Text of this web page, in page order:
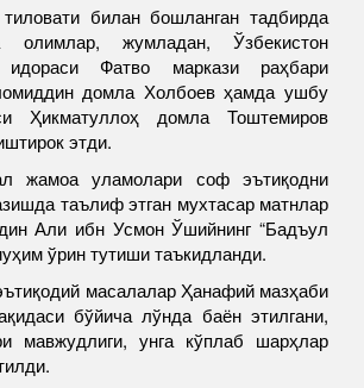
билан бошланган тадбирда
олимлар, жумладан, Ўзбекистон
идораси Фатво маркази раҳбари
домла Холбоев ҳамда ушбу
Ҳикматуллоҳ домла Тоштемиров
этди.
жамоа уламолари соф эътиқодни
таълиф этган мухтасар матнлар
Али ибн Усмон Ўшийнинг “Бадъул
ўрин тутиши таъкидланди.
масалалар Ҳанафий мазҳаби
бўйича лўнда баён этилгани,
мавжудлиги, унга кўплаб шарҳлар